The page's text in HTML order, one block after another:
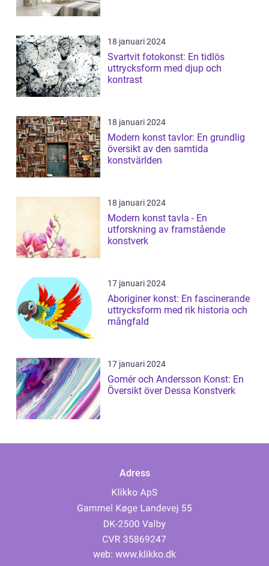
18 januari 2024
Svartvit fotokonst: En tidlös
uttrycksform med djup och
kontrast
18 januari 2024
Modern konst tavlor: En grundlig
översikt av den samtida
konstvärlden
18 januari 2024
Modern konst tavla - En
utforskning av framstående
konstverk
17 januari 2024
Aboriginer konst: En fascinerande
uttrycksform med rik historia och
mångfald
17 januari 2024
Gomér och Andersson Konst: En
Översikt över Dessa Konstverk
Adress
web: www.klikko.dk